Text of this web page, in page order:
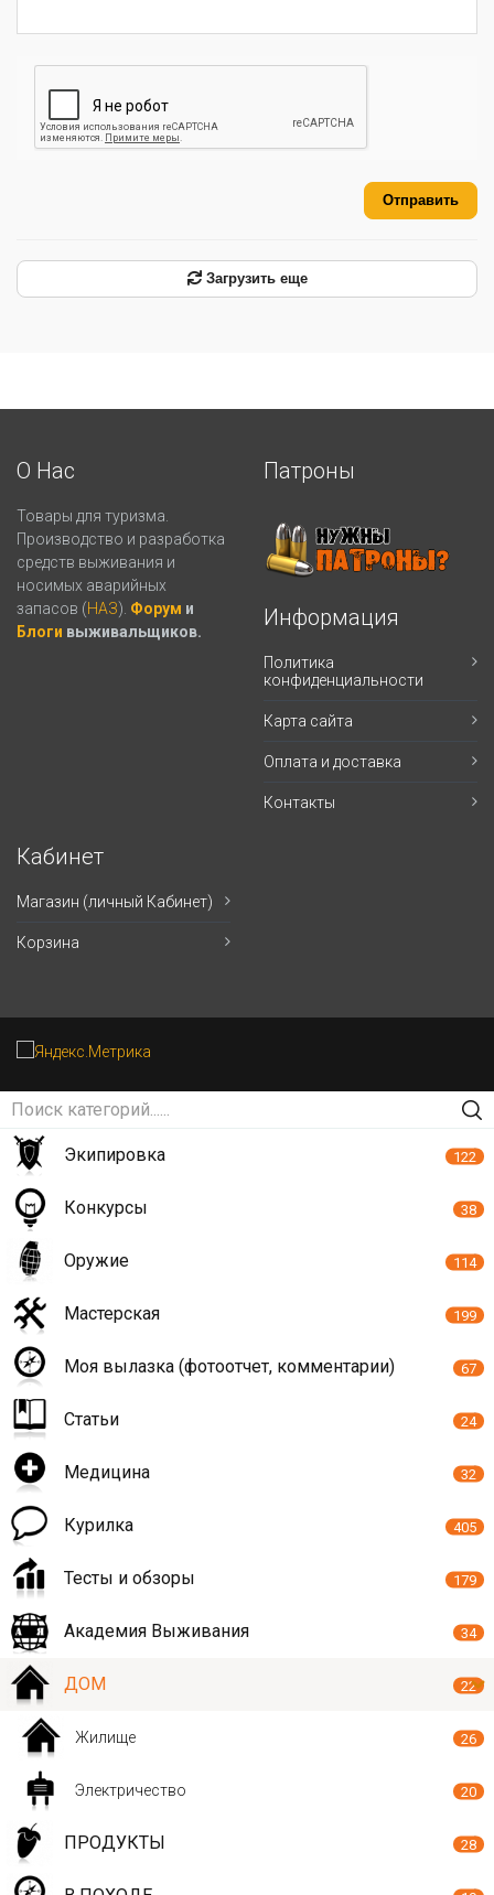
Отправить
Загрузить еще
О Нас
Товары для туризма.
Производство и разработка
средств выживания и
носимых аварийных
запасов (НАЗ). Форум и
Блоги выживальщиков.
Патроны
Информация
Политика
конфиденциальности
Карта сайта
Оплата и доставка
Контакты
Кабинет
Магазин (личный Кабинет)
Корзина
Экипировка 122
Конкурсы 38
Оружие 114
Мастерская 199
Моя вылазка (фотоотчет, комментарии) 67
Статьи 24
Медицина 32
Курилка 405
Тесты и обзоры 179
Академия Выживания 34
ДОМ 22
Жилище 26
Электричество 20
ПРОДУКТЫ 28